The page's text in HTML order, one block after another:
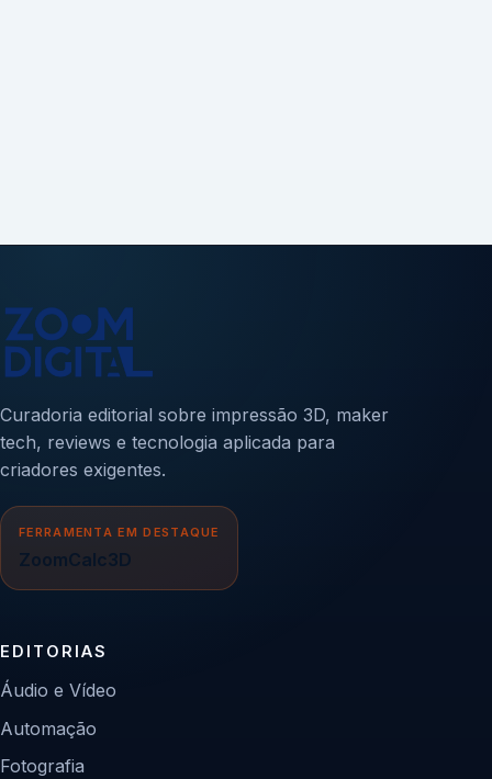
Curadoria editorial sobre impressão 3D, maker
tech, reviews e tecnologia aplicada para
criadores exigentes.
FERRAMENTA EM DESTAQUE
ZoomCalc3D
EDITORIAS
Áudio e Vídeo
Automação
Fotografia